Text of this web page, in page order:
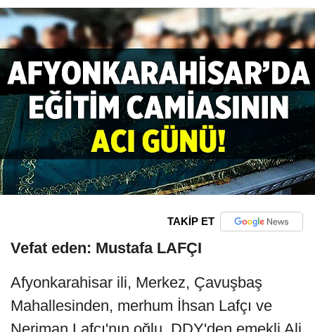
TAKİP ET
Vefat eden: Mustafa LAFÇI
Afyonkarahisar ili, Merkez, Çavuşbaş
Mahallesinden, merhum İhsan Lafçı ve